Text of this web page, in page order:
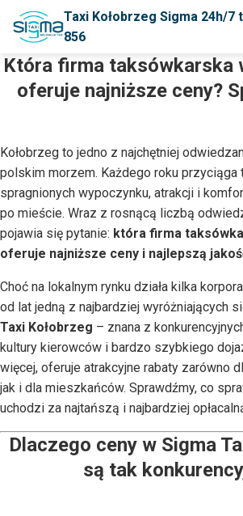
Taxi Kołobrzeg Sigma 24h/7
856
Która firma taksówkarska
oferuje najniższe ceny?
Kołobrzeg to jedno z najchętniej
polskim morzem. Każdego roku przyciąga
spragnionych wypoczynku, atrakcji i
po mieście. Wraz z rosnącą liczbą
pojawia się pytanie: która firma
oferuje najniższe ceny i najlepszą
Choć na lokalnym rynku działa kilka
od lat jedną z najbardziej wyróżniających
Taxi Kołobrzeg – znana z
kultury kierowców i bardzo szybkiego
więcej, oferuje atrakcyjne rabaty zarówno
jak i dla mieszkańców. Sprawdźmy, co
uchodzi za najtańszą i najbardziej
Dlaczego ceny w Sigma
są tak